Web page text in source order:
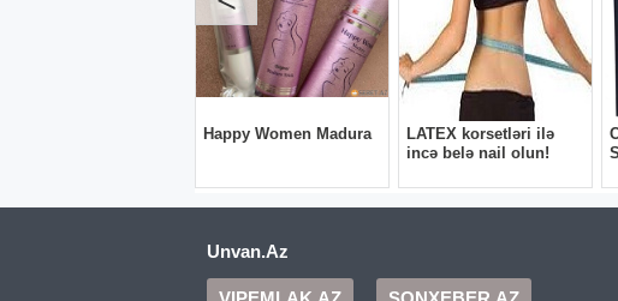
Unvan.Az